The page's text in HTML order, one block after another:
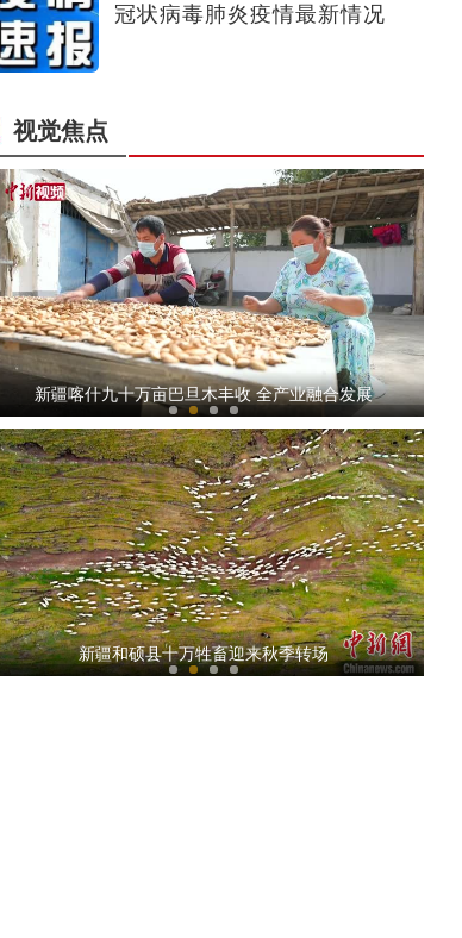
冠状病毒肺炎疫情最新情况
视觉焦点
【爱在和田】赏味新疆和田土月饼
新疆喀什九十万亩巴旦木丰收 全产业融合发展
新疆小镇逢白露 漫眼金黄秋意浓
新疆和硕县十万牲畜迎来秋季转场